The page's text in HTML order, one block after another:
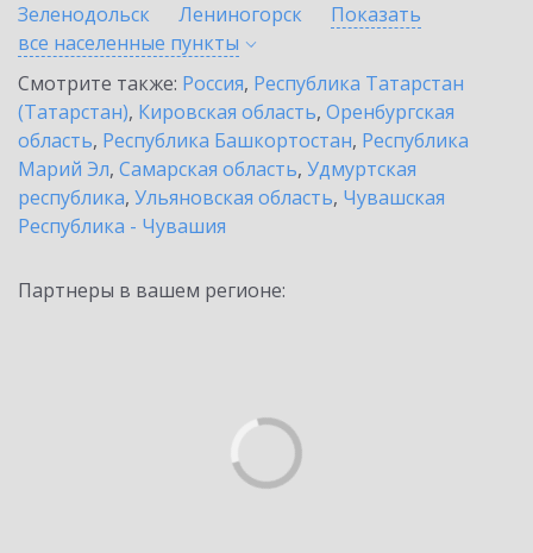
Зеленодольск
Лениногорск
Показать
все населенные пункты
Смотрите также: Россия, Республика Татарстан
(Татарстан), Кировская область, Оренбургская
область, Республика Башкортостан, Республика
Марий Эл, Самарская область, Удмуртская
республика, Ульяновская область, Чувашская
Республика - Чувашия
Партнеры в вашем регионе: